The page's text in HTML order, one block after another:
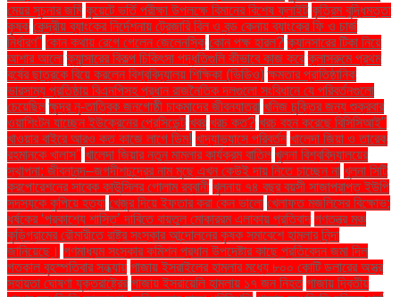
মেয়র সূচনার জমি কুয়েটে ভর্তি পরীক্ষা উপলক্ষে বিমানের বিশেষ ফ্লাইট কৃত্রিম বুদ্ধিমত্তা
কৃষক কেন্দ্রীয় ব্যাংকের নির্দেশনায় ট্রেজারি বিল ও বন্ড কেনায় ব্যাংকের ফি ও চার্জ
নির্ধারণ" কোন কথায় রেগে গেলেন জেলেনস্কি কোন পক্ষ হারল? ক্যানসারের টিকা নিয়ে
আশার আলো ক্যান্সারের বিকল্প চিকিৎসা পদ্ধতিগুলি কীভাবে কাজ করে ক্লাসরুমে প্রথম
বর্ষের ছাত্রকে বিয়ে করলেন বিশ্ববিদ্যালয় শিক্ষিকা (ভিডিও) ক্ষমতার প্রাতিষ্ঠানিক
ভারসাম্য প্রতিষ্ঠায় বিএনপিসহ প্রধান রাজনৈতিক দলগুলো সংবিধানে যে পরিবর্তনগুলো
চেয়েছিল ক্ষুদ্র নৃ-তাত্বিক জনগোষ্ঠী চাকমাদের জীবনযাত্রা খনিজ চুক্তির জন্য শুক্রবার
ওয়াশিংটন যাচ্ছেন ইউক্রেনের প্রেসিডেন্ট খবর খরচ কত? খরচ বহন করেছে বিসিসিআই"
খাওয়ার বাইরে আরও কত কাজে লাগে ডিম! খাদ্যাভ্যাসে পরিবর্তন খালেদা জিয়া ও তারেক
রহমানকে খালাস'' খালেদা জিয়ার নতুন মামলার কার্যক্রম বাতিল খুলনা বিশ্ববিদ্যালয়ের
স্থাপনা: জীবনানন্দ–জগদীশচন্দ্রের নাম মুছে এখন কেউই দায় নিতে চাচ্ছেন না খুলনা সিটি
করপোরেশনের সাবেক কাউন্সিলর গোলাম রব্বানী খুলনায় ৭৪ বছর বয়সী সাজাপ্রাপ্ত ইউপি
সদস্যকে কুপিয়ে হত্যা খেজুর দিয়ে ইফতার করা কেন ভালো খেলাফত মজলিসের বিক্ষোভ:
ধর্ষকের ‘প্রকাশ্যে শাস্তি’ দাবিতে বায়তুল মোকাররম এলাকায় প্রতিবাদ গণতন্ত্র মঞ্চ
কুড়িগ্রামের রৌমারীতে রাষ্ট্র সংস্কার আন্দোলনের কৃষক সমাবেশে হামলার নিন্দা
জানিয়েছে। গণমাধ্যম সংস্কার কমিশন প্রধান উপদেষ্টার কাছে প্রতিবেদন জমা দিল
গতকাল বৃহস্পতিবার সন্ধ্যায় গাজায় ইসরাইলের হামলার মধ্যে ৮০০ কোটি ডলারের অস্ত্র
সহায়তা ঘোষণা যুক্তরাষ্ট্রের গাজায় ইসরায়েলি হামলায় ১৭ জন নিহত গাজায় দ্বিতীয়